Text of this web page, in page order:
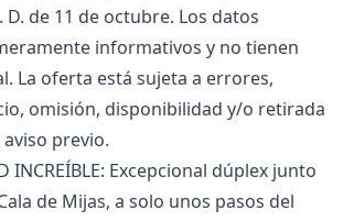
D. de 11 de octubre. ‌Los ‌datos
informativos y no tienen
‌La oferta está ‌sujeta ‌a ‌errores,
omisión, disponibilidad ‌y/o ‌retirada
‌previo.
INCREÍBLE: Excepcional dúplex junto
de Mijas, a solo unos pasos del